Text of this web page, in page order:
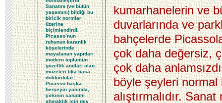
Sanatını (ve bütün
yaşamını) bildiği bu
biricik normlar
üzerine
biçimlendirdi.
Picasso’nun
ruhunun karanlık
köşelerinde
mayalanan yapıtları
modern toplumun
güzellik anıtları olan
müzeleri tıka basa
doldurdular.
Picasso başka
herşeyin yanında,
çirkinin sanatını
ahmaklık içindev
kumarhanelerin ve
duvarlarında ve
bahçelerde
çok daha değersiz,
çok daha
böyle şeyleri normal
alıştırmalıdır.